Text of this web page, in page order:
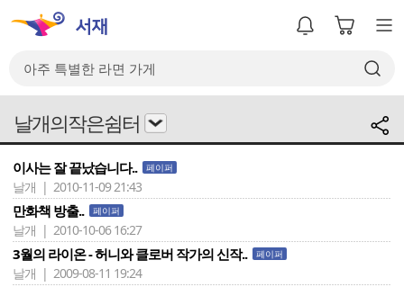
날개의작은쉼터
이사는 잘 끝났습니다.. 페이퍼
날개 | 2010-11-09 21:43
만화책 방출.. 페이퍼
날개 | 2010-10-06 16:27
3월의 라이온 - 허니와 클로버 작가의 신작.. 페이퍼
날개 | 2009-08-11 19:24